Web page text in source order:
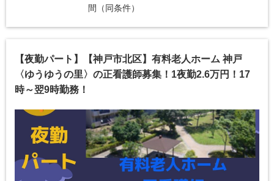
間（同条件）
【夜勤パート】【神戸市北区】有料老人ホーム 神戸
〈ゆうゆうの里〉の正看護師募集！1夜勤2.6万円！17
時～翌9時勤務！